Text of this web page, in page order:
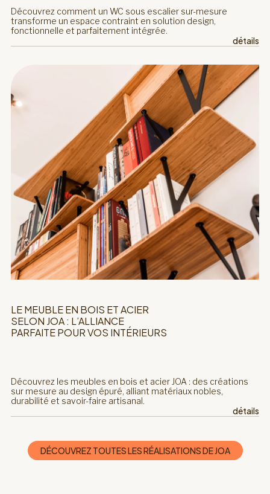
Découvrez comment un WC sous escalier sur-mesure
transforme un espace contraint en solution design,
fonctionnelle et parfaitement intégrée.
détails
LE MEUBLE EN BOIS ET ACIER
SELON JOA : L’ALLIANCE
PARFAITE POUR VOS INTÉRIEURS
Découvrez les meubles en bois et acier JOA : des créations
sur mesure au design épuré, alliant matériaux nobles,
durabilité et savoir-faire artisanal.
détails
DÉCOUVREZ TOUTES LES RÉALISATIONS DE JOA